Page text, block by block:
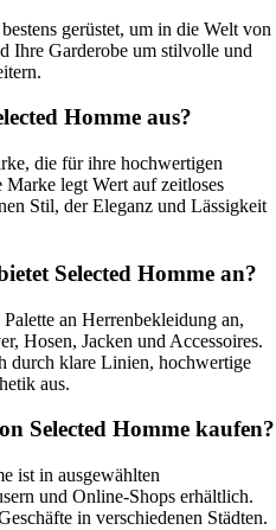
gerüstet, um in die Welt von
Ihre Garderobe um stilvolle und
Homme aus?
die für ihre hochwertigen
legt Wert auf zeitloses
Stil, der Eleganz und Lässigkeit
Selected Homme an?
an Herrenbekleidung an,
Hosen, Jacken und Accessoires.
durch klare Linien, hochwertige
aus.
Selected Homme kaufen?
ist in ausgewählten
und Online-Shops erhältlich.
in verschiedenen Städten.